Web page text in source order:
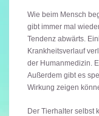
Wie beim Mensch
gibt immer mal
Tendenz abwärts.
Krankheitsverlauf
der Humanmedizin.
Außerdem gibt es
Wirkung zeigen
Der Tierhalter selbst